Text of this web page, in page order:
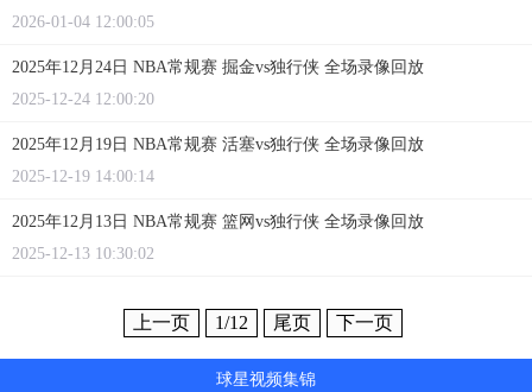
2026-01-04 12:00:05
2025年12月24日 NBA常规赛 掘金vs独行侠 全场录像回放
2025-12-24 12:00:20
2025年12月19日 NBA常规赛 活塞vs独行侠 全场录像回放
2025-12-19 14:00:14
2025年12月13日 NBA常规赛 篮网vs独行侠 全场录像回放
2025-12-13 10:30:02
上一页 1/12 尾页 下一页
球星视频集锦